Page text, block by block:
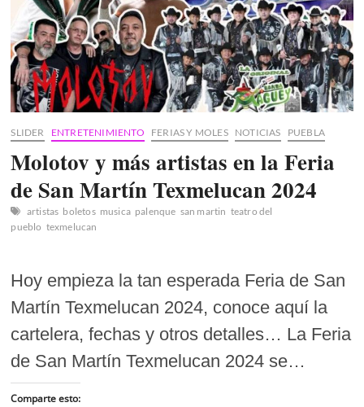
SLIDER ENTRETENIMIENTO FERIAS Y MOLES NOTICIAS PUEBLA
Molotov y más artistas en la Feria
de San Martín Texmelucan 2024
artistas boletos musica palenque san martin teatro del
pueblo texmelucan
Hoy empieza la tan esperada Feria de San
Martín Texmelucan 2024, conoce aquí la
cartelera, fechas y otros detalles… La Feria
de San Martín Texmelucan 2024 se…
Comparte esto: